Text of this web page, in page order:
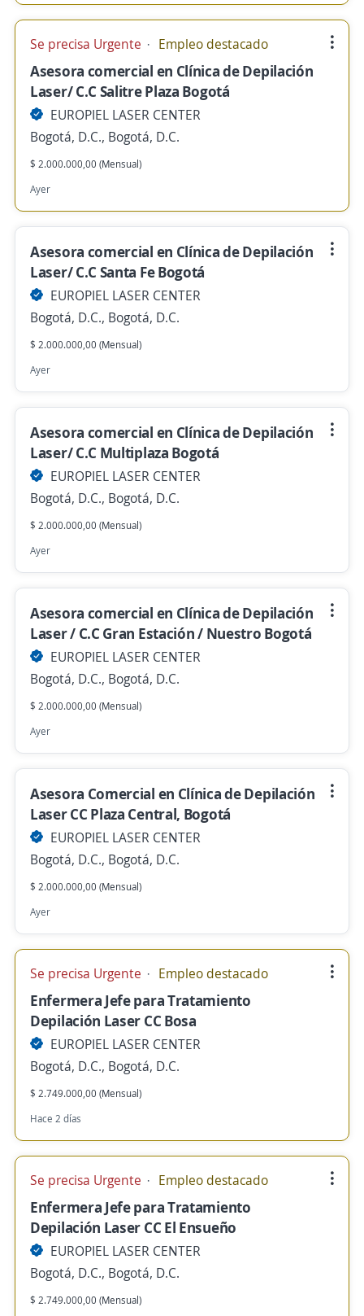
Se precisa Urgente Empleo destacado
Asesora comercial en Clínica de Depilación
Laser/ C.C Salitre Plaza Bogotá
EUROPIEL LASER CENTER
Bogotá, D.C., Bogotá, D.C.
$ 2.000.000,00 (Mensual)
Ayer
Asesora comercial en Clínica de Depilación
Laser/ C.C Santa Fe Bogotá
EUROPIEL LASER CENTER
Bogotá, D.C., Bogotá, D.C.
$ 2.000.000,00 (Mensual)
Ayer
Asesora comercial en Clínica de Depilación
Laser/ C.C Multiplaza Bogotá
EUROPIEL LASER CENTER
Bogotá, D.C., Bogotá, D.C.
$ 2.000.000,00 (Mensual)
Ayer
Asesora comercial en Clínica de Depilación
Laser / C.C Gran Estación / Nuestro Bogotá
EUROPIEL LASER CENTER
Bogotá, D.C., Bogotá, D.C.
$ 2.000.000,00 (Mensual)
Ayer
Asesora Comercial en Clínica de Depilación
Laser CC Plaza Central, Bogotá
EUROPIEL LASER CENTER
Bogotá, D.C., Bogotá, D.C.
$ 2.000.000,00 (Mensual)
Ayer
Se precisa Urgente Empleo destacado
Enfermera Jefe para Tratamiento
Depilación Laser CC Bosa
EUROPIEL LASER CENTER
Bogotá, D.C., Bogotá, D.C.
$ 2.749.000,00 (Mensual)
Hace 2 días
Se precisa Urgente Empleo destacado
Enfermera Jefe para Tratamiento
Depilación Laser CC El Ensueño
EUROPIEL LASER CENTER
Bogotá, D.C., Bogotá, D.C.
$ 2.749.000,00 (Mensual)